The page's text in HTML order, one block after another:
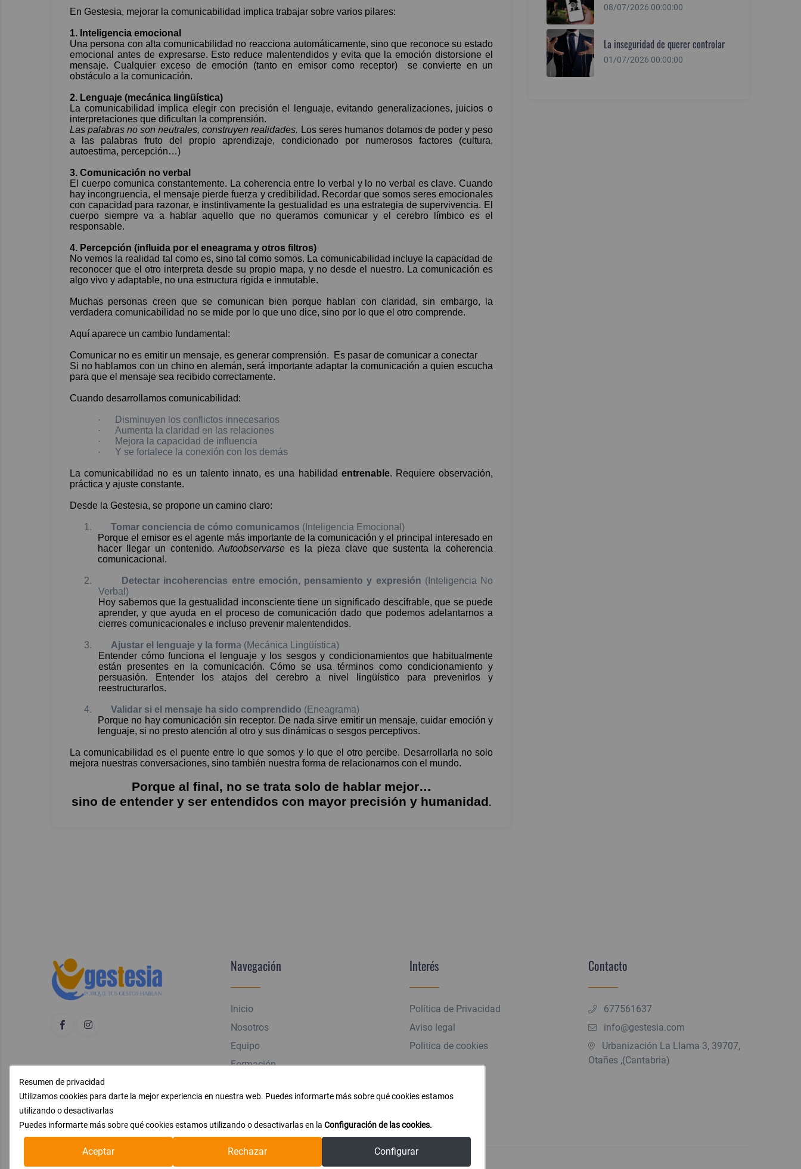
En Gestesia, mejorar la comunicabilidad implica trabajar sobre varios pilares:
1. Inteligencia emocional
Una persona con alta comunicabilidad no reacciona automáticamente, sino que reconoce su estado
emocional antes de expresarse. Esto reduce malentendidos y evita que la emoción distorsione el
mensaje. Cualquier exceso de emoción (tanto en emisor como receptor)
se convierte en un
obstáculo a la comunicación.
2. Lenguaje (mecánica lingüística)
La comunicabilidad implica elegir con precisión el lenguaje, evitando generalizaciones, juicios o
interpretaciones que dificultan la comprensión.
Las palabras no son neutrales, construyen realidades. Los seres humanos dotamos de poder y peso
a las palabras fruto del propio aprendizaje, condicionado por numerosos factores (cultura,
autoestima, percepción…)
3. Comunicación no verbal
El cuerpo comunica constantemente. La coherencia entre lo verbal y lo no verbal es clave. Cuando
hay incongruencia, el mensaje pierde fuerza y credibilidad. Recordar que somos seres emocionales
con capacidad para razonar, e instintivamente la gestualidad es una estrategia de supervivencia. El
cuerpo siempre va a hablar aquello que no queramos comunicar y el cerebro límbico es el
responsable.
4. Percepción (influida por el eneagrama y otros filtros)
No vemos la realidad tal como es, sino tal como somos. La comunicabilidad incluye la capacidad de
reconocer que el otro interpreta desde su propio mapa, y no desde el nuestro. La comunicación es
algo vivo y adaptable, no una estructura rígida e inmutable.
Muchas personas creen que se comunican bien porque hablan con claridad, sin embargo, la
verdadera comunicabilidad no se mide por lo que uno dice, sino por lo que el otro comprende.
Aquí aparece un cambio fundamental:
Comunicar no es emitir un mensaje, es generar comprensión.
Es pasar de comunicar a conectar
Si no hablamos con un chino en alemán, será importante adaptar la comunicación a quien escucha
para que el mensaje sea recibido correctamente.
Cuando desarrollamos comunicabilidad:
·
Disminuyen los conflictos innecesarios
·
Aumenta la claridad en las relaciones
·
Mejora la capacidad de influencia
·
Y se fortalece la conexión con los demás
La comunicabilidad no es un talento innato, es una habilidad entrenable. Requiere observación,
práctica y ajuste constante.
Desde la Gestesia, se propone un camino claro:
1. Tomar conciencia de cómo comunicamos (Inteligencia Emocional)
Porque el emisor es el agente más importante de la comunicación y el principal interesado en
hacer llegar un contenido. Autoobservarsees la pieza clave que sustenta la coherencia
comunicacional.
2. Detectar incoherencias entre emoción, pensamiento y expresión (Inteligencia No
Verbal)
Hoy sabemos que la gestualidad inconsciente tiene un significado descifrable, que se puede
aprender, y que ayuda en el proceso de comunicación dado que podemos adelantarnos a
cierres comunicacionales e incluso prevenir malentendidos.
3. Ajustar el lenguaje y la forma (Mecánica Lingüística)
Entender cómo funciona el lenguaje y los sesgos y condicionamientos que habitualmente
están presentes en la comunicación. Cómo se usa términos como condicionamiento y
persuasión. Entender los atajos del cerebro a nivel lingüístico para prevenirlos y
reestructurarlos.
4. Validar si el mensaje ha sido comprendido (Eneagrama)
Porque no hay comunicación sin receptor. De nada sirve emitir un mensaje, cuidar emoción y
lenguaje, si no presto atención al otro y sus dinámicas o sesgos perceptivos.
La comunicabilidad es el puente entre lo que somos y lo que el otro percibe. Desarrollarla no solo
mejora nuestras conversaciones, sino también nuestra forma de relacionarnos con el mundo.
Porque al final, no se trata solo de hablar mejor…
sino de entender y ser entendidos con mayor precisión y humanidad.
08/07/2026 00:00:00
La inseguridad de querer controlar
01/07/2026 00:00:00
Navegación
Inicio
Nosotros
Equipo
Formación
Contacto
Interés
Política de Privacidad
Aviso legal
Politica de cookies
Contacto
677561637
info@gestesia.com
Urbanización La Llama 3, 39707,
Otañes ,(Cantabria)
Resumen de privacidad
Utilizamos cookies para darte la mejor experiencia en nuestra web. Puedes informarte más sobre qué cookies estamos
utilizando o desactivarlas
Puedes informarte más sobre qué cookies estamos utilizando o desactivarlas en la Configuración de las cookies.
Aceptar Rechazar Configurar